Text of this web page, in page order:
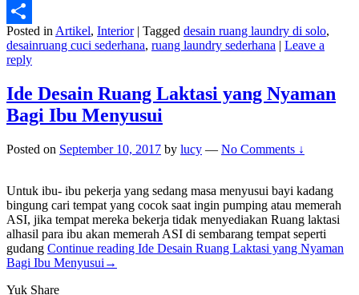
Twitter
Share
Posted in Artikel, Interior | Tagged desain ruang laundry di solo,
desainruang cuci sederhana, ruang laundry sederhana | Leave a
reply
Ide Desain Ruang Laktasi yang Nyaman
Bagi Ibu Menyusui
Posted on September 10, 2017 by lucy — No Comments ↓
Untuk ibu- ibu pekerja yang sedang masa menyusui bayi kadang
bingung cari tempat yang cocok saat ingin pumping atau memerah
ASI, jika tempat mereka bekerja tidak menyediakan Ruang laktasi
alhasil para ibu akan memerah ASI di sembarang tempat seperti
gudang Continue reading Ide Desain Ruang Laktasi yang Nyaman
Bagi Ibu Menyusui →
Yuk Share